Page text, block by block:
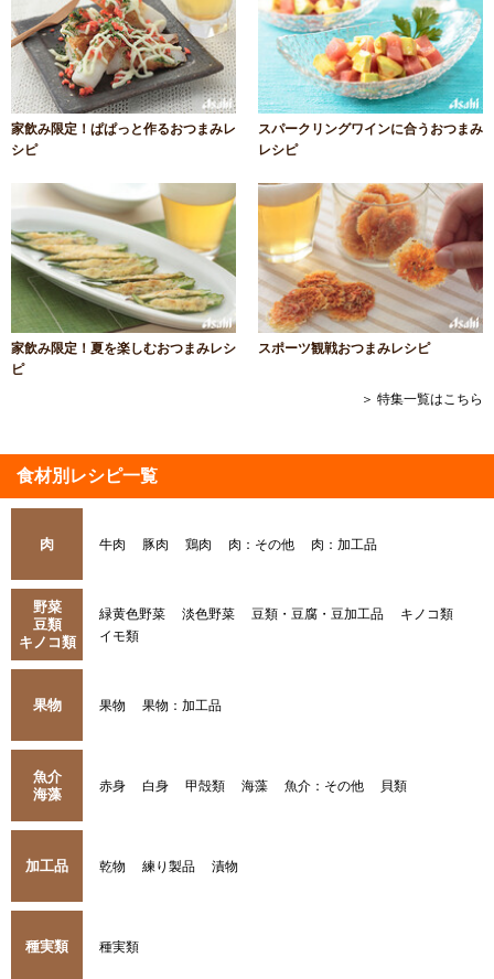
家飲み限定！ぱぱっと作るおつまみレ
シピ
スパークリングワインに合うおつまみ
レシピ
家飲み限定！夏を楽しむおつまみレシ
ピ
スポーツ観戦おつまみレシピ
＞ 特集一覧はこちら
食材別レシピ一覧
肉 牛肉 豚肉 鶏肉 肉：その他 肉：加工品
野菜
豆類
キノコ類
緑黄色野菜 淡色野菜 豆類・豆腐・豆加工品
キノコ類
イモ類
果物 果物 果物：加工品
魚介
海藻
赤身 白身 甲殻類 海藻 魚介：その他 貝類
加工品 乾物 練り製品 漬物
種実類 種実類